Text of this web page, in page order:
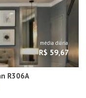
média diária
R$ 59,67
R306A